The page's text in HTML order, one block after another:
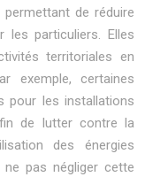
permettant de réduire
les particuliers. Elles
territoriales en
exemple, certaines
pour les installations
de lutter contre la
des énergies
pas négliger cette